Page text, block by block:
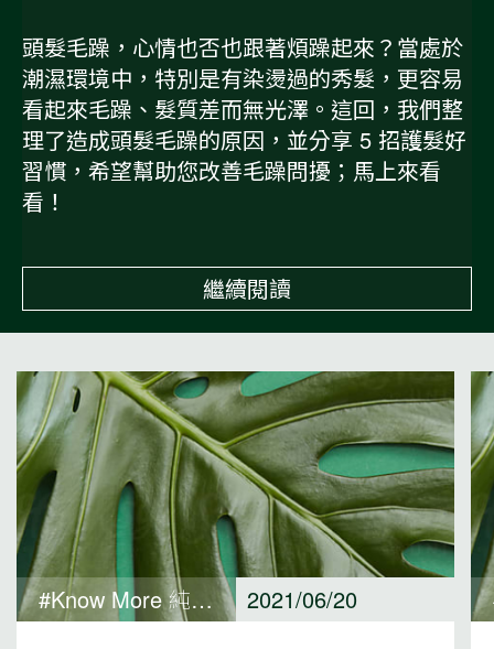
頭髮毛躁，心情也否也跟著煩躁起來？當處於
潮濕環境中，特別是有染燙過的秀髮，更容易
看起來毛躁、髮質差而無光澤。這回，我們整
理了造成頭髮毛躁的原因，並分享 5 招護髮好
習慣，希望幫助您改善毛躁問擾；馬上來看
看！
繼續閱讀
#Know More 純淨保養觀點 2021/06/20